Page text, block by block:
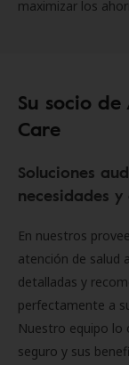
maximizar los
Su socio
Care
Soluciones
necesidades
En nuestros
atención de salud
detalladas y
perfectamente a
Nuestro equipo lo
seguro y sus